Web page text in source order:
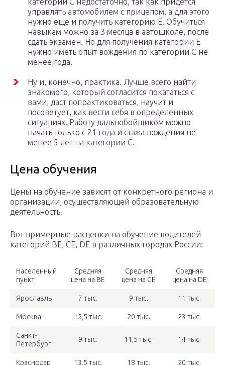
управлять автомобилем с прицепом, а для этого
нужно еще и получить категорию Е. Обучиться
навыкам можно за 3 месяца в автошколе, после
сдать экзамен. Но для получения категории Е
нужно иметь опыт вождения по категории С не
менее года.
Ну и, конечно, практика. Лучше всего найти
знакомого, который согласится покататься с
вами, даст попрактиковаться, научит и
посоветует, как вести себя в определенных
ситуациях. Работу дальнобойщиком можно
начать только с 21 года и стажа вождения не
менее 5 лет на категории С.
Цена обучения
Цены на обучение зависят от конкретного региона и
организации, осуществляющей образовательную
деятельность.
Вот примерные расценки на обучение водителей
категорий BE, CE, DE в различных городах России:
Населенный
пункт
Средняя
цена на BE
Средняя
цена на CE
Средняя
цена на DE
Ярославль 7 тыс. 9 тыс. 11 тыс.
Москва 15,5 тыс. 20 тыс. 23 тыс.
Санкт-
Петербург
9 тыс. 11,5 тыс. 14 тыс.
Краснодар 13,5 тыс. 18 тыс. 20 тыс.